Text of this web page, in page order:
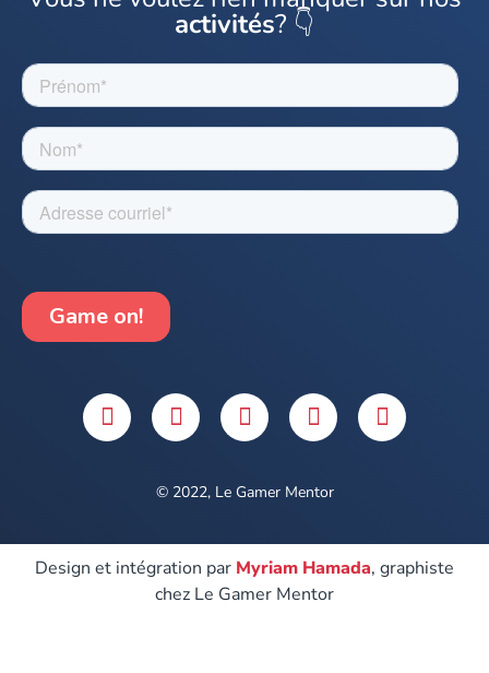
activités? 👇
© 2022, Le Gamer Mentor
Design et intégration par Myriam Hamada, graphiste
chez Le Gamer Mentor